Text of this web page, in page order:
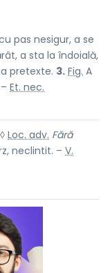
pas nesigur, a se
a sta la îndoială,
pretexte. 3. Fig. A
Et. nec.
◊ Loc. adv. Fără
neclintit. – V.